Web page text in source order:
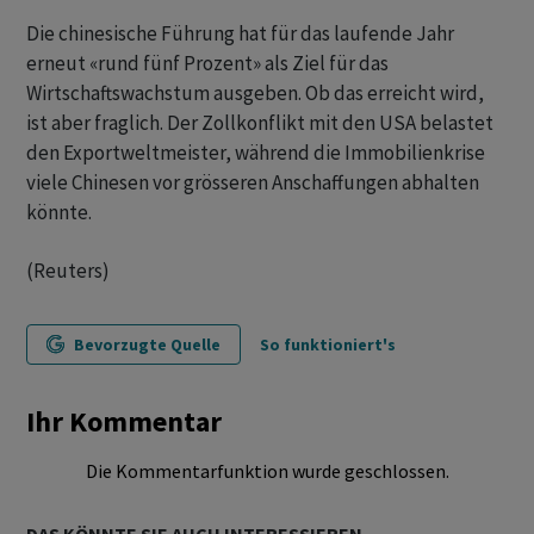
Die chinesische Führung hat für das laufende Jahr
erneut «rund fünf Prozent» als Ziel für das
Wirtschaftswachstum ausgeben. Ob das erreicht wird,
ist aber fraglich. Der Zollkonflikt mit den USA belastet
den Exportweltmeister, während die Immobilienkrise
viele Chinesen vor grösseren Anschaffungen abhalten
könnte.
(Reuters)
Bevorzugte Quelle So funktioniert's
Ihr Kommentar
Die Kommentarfunktion wurde geschlossen.